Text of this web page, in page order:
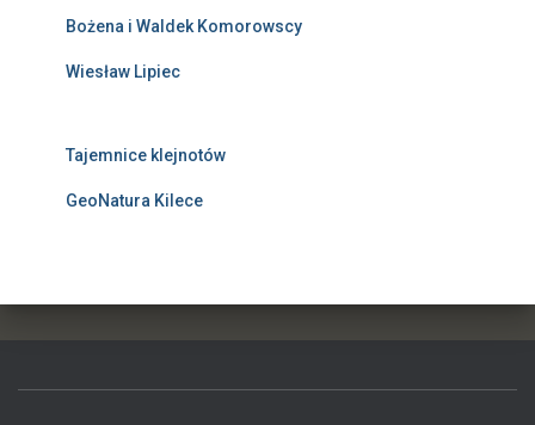
Bożena i Waldek Komorowscy
Wiesław Lipiec
Tajemnice klejnotów
GeoNatura Kilece